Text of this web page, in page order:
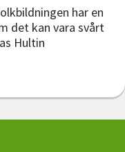
har en
det kan vara svårt
Hultin